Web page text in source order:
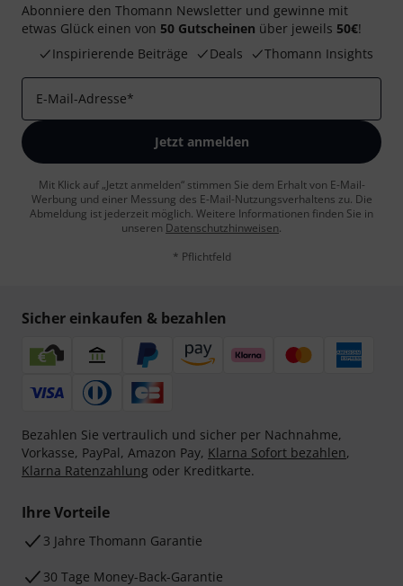
Abonniere den Thomann Newsletter und gewinne mit
etwas Glück einen von 50 Gutscheinen über jeweils 50€!
Inspirierende Beiträge
Deals Thomann Insights
E-Mail-Adresse*
Jetzt anmelden
Mit Klick auf „Jetzt anmelden“ stimmen Sie dem Erhalt von E-Mail-
Werbung und einer Messung des E-Mail-Nutzungsverhaltens zu. Die
Abmeldung ist jederzeit möglich. Weitere Informationen finden Sie in
unseren Datenschutzhinweisen.
* Pflichtfeld
Sicher einkaufen & bezahlen
Bezahlen Sie vertraulich und sicher per Nachnahme,
Vorkasse, PayPal, Amazon Pay, Klarna Sofort bezahlen,
Klarna Ratenzahlung oder Kreditkarte.
Ihre Vorteile
3 Jahre Thomann Garantie
30 Tage Money-Back-Garantie